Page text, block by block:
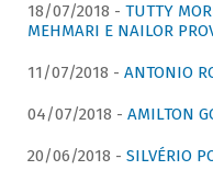
18/07/2018 - TUTTY
MEHMARI E NAILOR
11/07/2018 - ANTONIO
04/07/2018 - AMILTON
20/06/2018 - SILVÉRIO